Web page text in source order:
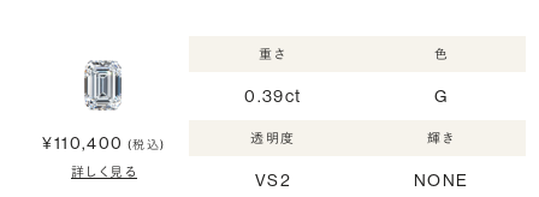
¥110,400 (税込)
詳しく見る
重さ
0.39ct
色
G
透明度
VS2
輝き
NONE